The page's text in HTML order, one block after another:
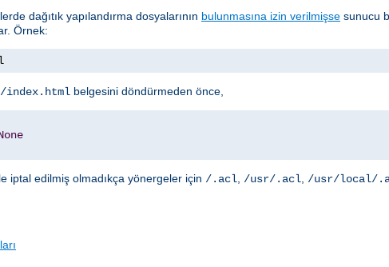
dağıtık yapılandırma dosyalarının bulunmasına izin verilmişse sunucu
Örnek:
index.html belgesini döndürmeden önce,
iptal edilmiş olmadıkça yönergeler için /.acl /usr/.acl /usr/local/